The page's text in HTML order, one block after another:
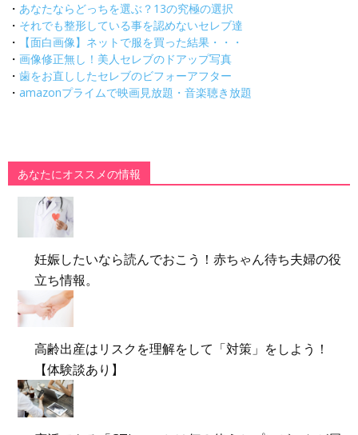
・ あなたならどっちを選ぶ？13の究極の選択
・ それでも整形している事を認めないセレブ達
・
【面白画像】ネットで服を買った結果・・・
・ 画像修正無し！美人セレブのドアップ写真
・ 歯をお直ししたセレブのビフォーアフター
・ amazonプライムで映画見放題・音楽聴き放題
あなたにオススメの情報
妊娠したいなら読んでおこう！赤ちゃん待ち夫婦の役
立ち情報。
高齢出産はリスクを理解をして「対策」をしよう！
【体験談あり】